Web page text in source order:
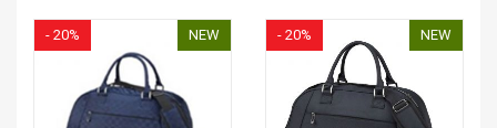
- 20% NEW - 20% NEW